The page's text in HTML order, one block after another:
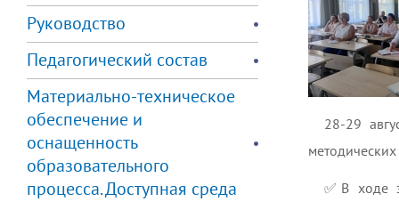
Руководство
Педагогический состав
Материально-техническое
обеспечение и
оснащенность
образовательного
процесса. Доступная среда
28-29
✅️В ходе